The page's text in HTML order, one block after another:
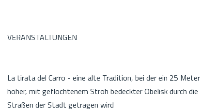
VERANSTALTUNGEN
La tirata del Carro - eine alte Tradition, bei der ein 25 Meter
hoher, mit geflochtenem Stroh bedeckter Obelisk durch die
Straßen der Stadt getragen wird